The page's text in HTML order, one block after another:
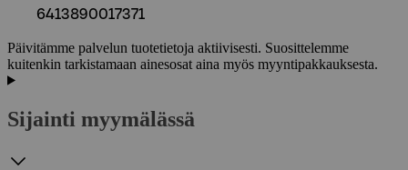
6413890017371
Päivitämme palvelun tuotetietoja aktiivisesti. Suosittelemme
kuitenkin tarkistamaan ainesosat aina myös myyntipakkauksesta.
Sijainti myymälässä